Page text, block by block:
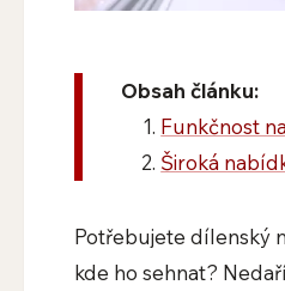
Obsah článku:
Funkčnost
Široká
Potřebujete dílenský
kde ho sehnat?